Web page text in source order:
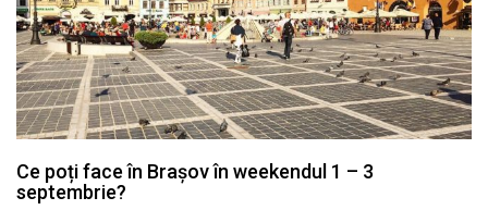
Ce poți face în Brașov în weekendul 1 – 3
septembrie?